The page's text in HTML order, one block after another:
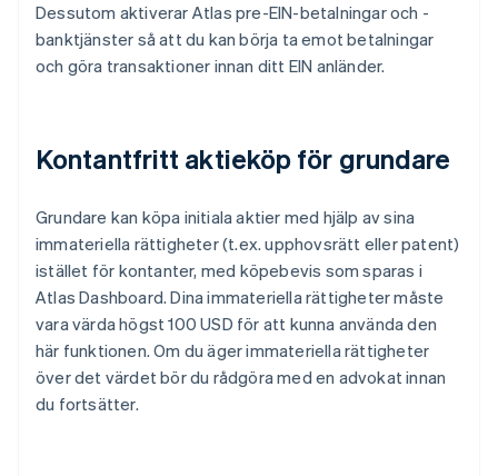
Dessutom aktiverar Atlas pre-EIN-betalningar och -
banktjänster så att du kan börja ta emot betalningar
och göra transaktioner innan ditt EIN anländer.
Kontantfritt aktieköp för grundare
Grundare kan köpa initiala aktier med hjälp av sina
immateriella rättigheter (t.ex. upphovsrätt eller patent)
istället för kontanter, med köpebevis som sparas i
Atlas Dashboard. Dina immateriella rättigheter måste
vara värda högst 100 USD för att kunna använda den
här funktionen. Om du äger immateriella rättigheter
över det värdet bör du rådgöra med en advokat innan
du fortsätter.